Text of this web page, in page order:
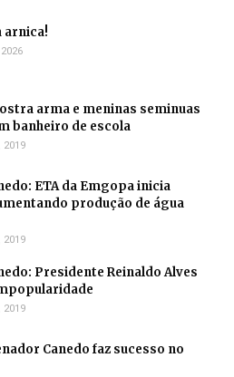
arnica!
arma e meninas seminuas
banheiro de escola
2019
ETA da Emgopa inicia
produção de água
2019
Presidente Reinaldo Alves
2019
Canedo faz sucesso no